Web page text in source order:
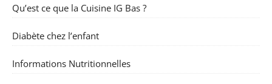
Qu’est ce que la Cuisine IG Bas ?
Diabète chez l’enfant
Informations Nutritionnelles